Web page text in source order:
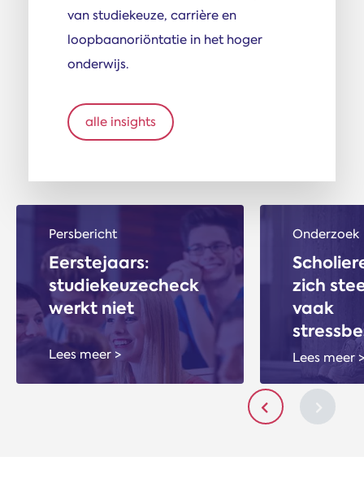
van studiekeuze, carrière en
loopbaanoriöntatie in het hoger
onderwijs.
alle insights
Slide items naar
Slide
Persbericht
Eerstejaars:
studiekeuzecheck
werkt niet
Lees meer >
Onderzoek
zich
vaak
Lees meer >